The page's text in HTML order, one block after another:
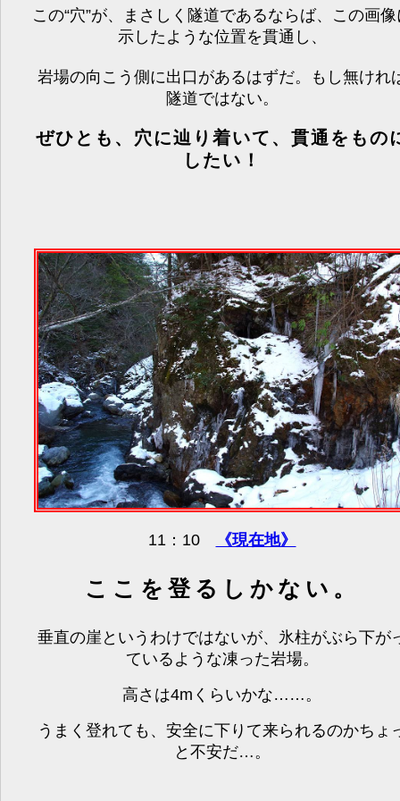
この“穴”が、まさしく隧道であるならば、この画像
示したような位置を貫通し、
岩場の向こう側に出口があるはずだ。もし無けれ
隧道ではない。
ぜひとも、穴に辿り着いて、貫通をもの
したい！
11：10 《現在地》
ここを登るしかない。
垂直の崖というわけではないが、氷柱がぶら下が
ているような凍った岩場。
高さは4mくらいかな……。
うまく登れても、安全に下りて来られるのかちょ
と不安だ…。